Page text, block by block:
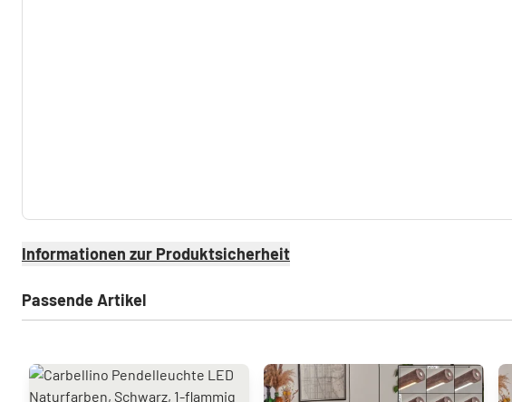
Informationen zur Produktsicherheit
Passende Artikel